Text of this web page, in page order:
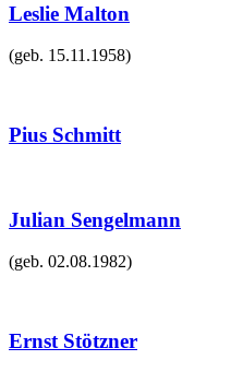
Leslie Malton
(geb. 15.11.1958)
Pius Schmitt
Julian Sengelmann
(geb. 02.08.1982)
Ernst Stötzner